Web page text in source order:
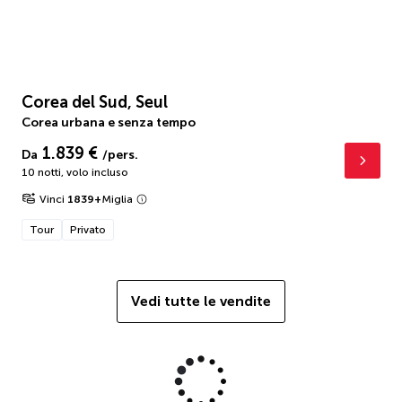
Corea del Sud, Seul
Corea urbana e senza tempo
Da 1.839 € /pers.
10 notti, volo incluso
Vinci 1839+Miglia
Tour Privato
Vedi tutte le vendite